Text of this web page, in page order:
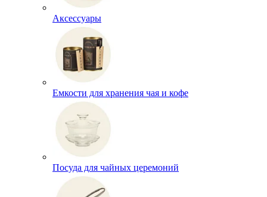
Аксессуары
Емкости для хранения чая и кофе
Посуда для чайных церемоний